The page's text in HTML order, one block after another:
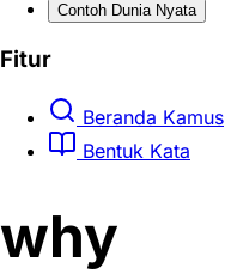
Contoh Dunia Nyata
Fitur
Beranda Kamus
Bentuk Kata
why